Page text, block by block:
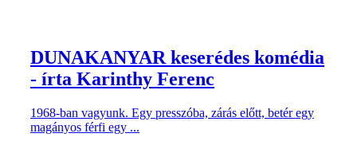
DUNAKANYAR keserédes komédia
- írta Karinthy Ferenc
1968-ban vagyunk. Egy presszóba, zárás előtt, betér egy
magányos férfi egy ...